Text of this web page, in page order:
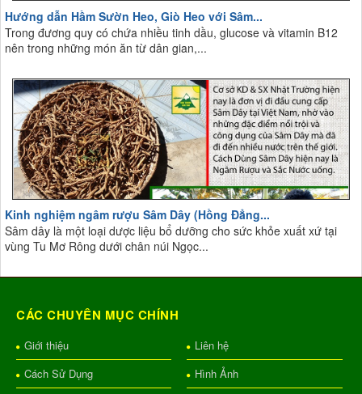
Hướng dẫn Hầm Sườn Heo, Giò Heo với Sâm...
Trong đương quy có chứa nhiều tinh dầu, glucose và vitamin B12
nên trong những món ăn từ dân gian,...
Kinh nghiệm ngâm rượu Sâm Dây (Hồng Đẳng...
Sâm dây là một loại dược liệu bổ dưỡng cho sức khỏe xuất xứ tại
vùng Tu Mơ Rông dưới chân núi Ngọc...
CÁC CHUYÊN MỤC CHÍNH
Giới thiệu
Liên hệ
Cách Sử Dụng
Hình Ảnh